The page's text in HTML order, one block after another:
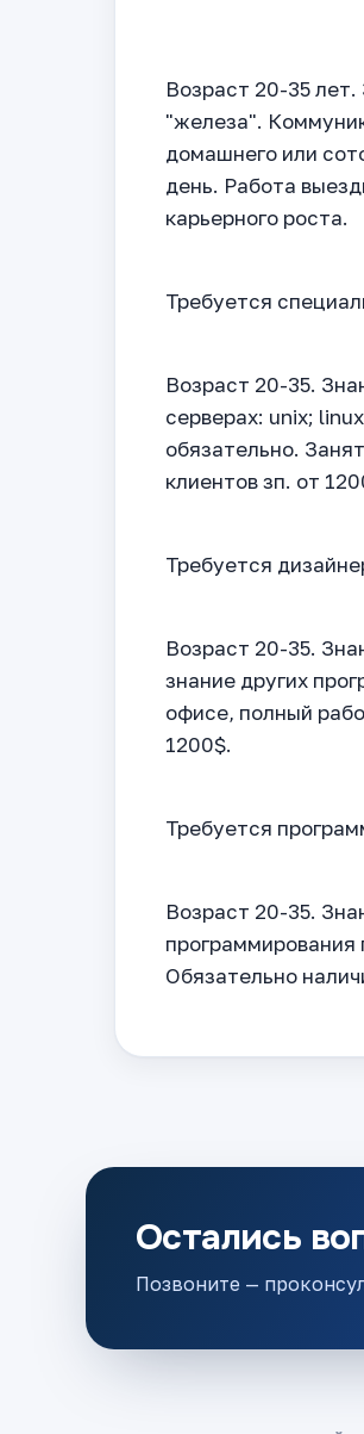
Возраст 20-35
"железа".
домашнего или
день. Работа
карьерного роста.
Требуется
Возраст 20-35.
серверах: unix;
обязательно.
клиентов зп. от
Требуется
Возраст 20-35.
знание других
офисе, полный
1200$.
Требуется
Возраст 20-35.
программирования
Обязательно
Остались
Позвоните —